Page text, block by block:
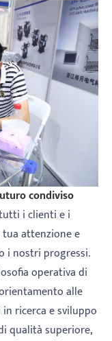
condiviso
i clienti e i
attenzione e
i nostri progressi.
operativa di
alle
ricerca e sviluppo
qualità superiore,